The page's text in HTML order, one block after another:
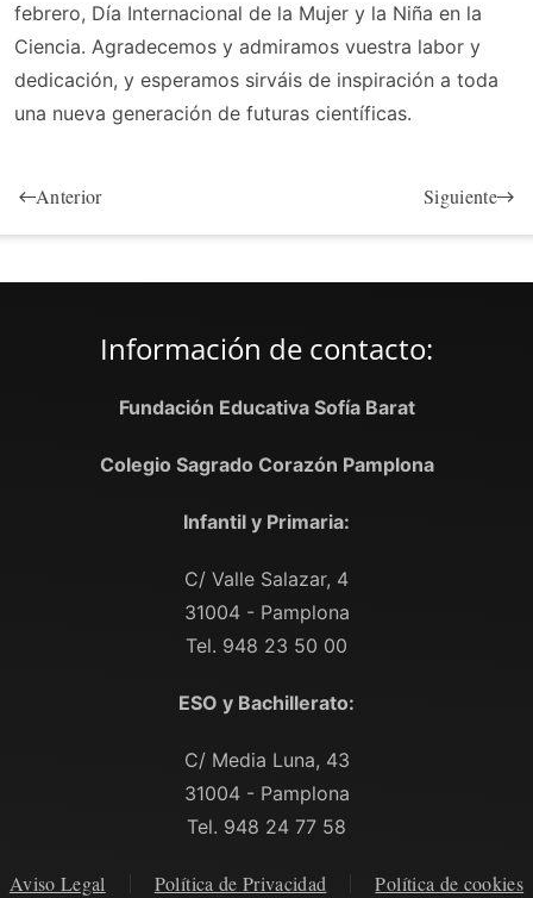
febrero, Día Internacional de la Mujer y la Niña en la
Ciencia. Agradecemos y admiramos vuestra labor y
dedicación, y esperamos sirváis de inspiración a toda
una nueva generación de futuras científicas.
Anterior Siguiente
Información de contacto:
Fundación Educativa Sofía Barat
Colegio Sagrado Corazón Pamplona
Infantil y Primaria:
C/ Valle Salazar, 4
31004 - Pamplona
Tel. 948 23 50 00
ESO y Bachillerato:
C/ Media Luna, 43
31004 - Pamplona
Tel. 948 24 77 58
Aviso Legal Política de Privacidad Política de cookies